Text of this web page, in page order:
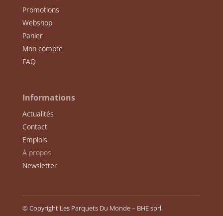
Promotions
Webshop
Panier
Mon compte
FAQ
Informations
Actualités
Contact
Emplois
À propos
Newsletter
© Copyright Les Parquets Du Monde – BHE sprl